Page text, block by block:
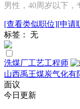
男性，40周岁以下，
[查看类似职位][申请
标签： 无
洗煤厂工艺工程师
山西禹王煤炭气化有
面议
今日更新